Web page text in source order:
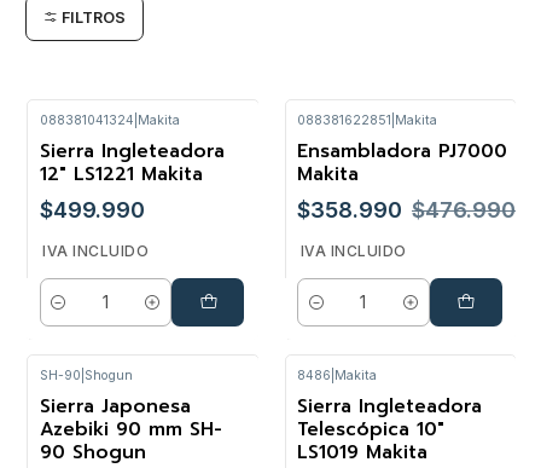
FILTROS
088381041324 Makita
Sierra Ingleteadora
12" LS1221 Makita
$499.990
IVA INCLUIDO
Cantidad
-25%
088381622851 Makita
Ensambladora PJ7000
Makita
$358.990 $476.990
IVA INCLUIDO
Cantidad
-20%
SH-90 Shogun
Sierra Japonesa
Azebiki 90 mm SH-
90 Shogun
8486 Makita
Sierra Ingleteadora
Telescópica 10"
LS1019 Makita